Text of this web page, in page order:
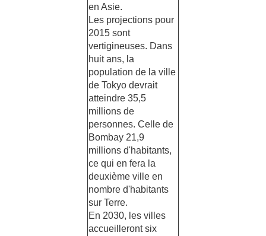
en Asie.
Les projections pour
2015 sont
vertigineuses. Dans
huit ans, la
population de la ville
de Tokyo devrait
atteindre 35,5
millions de
personnes. Celle de
Bombay 21,9
millions d'habitants,
ce qui en fera la
deuxième ville en
nombre d'habitants
sur Terre.
En 2030, les villes
accueilleront six